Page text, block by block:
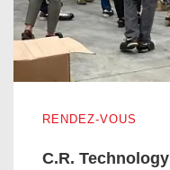
RENDEZ-VOUS
C.R.